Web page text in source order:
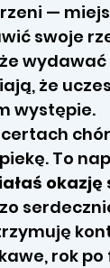
—
swoje
że
występie.
To
rok